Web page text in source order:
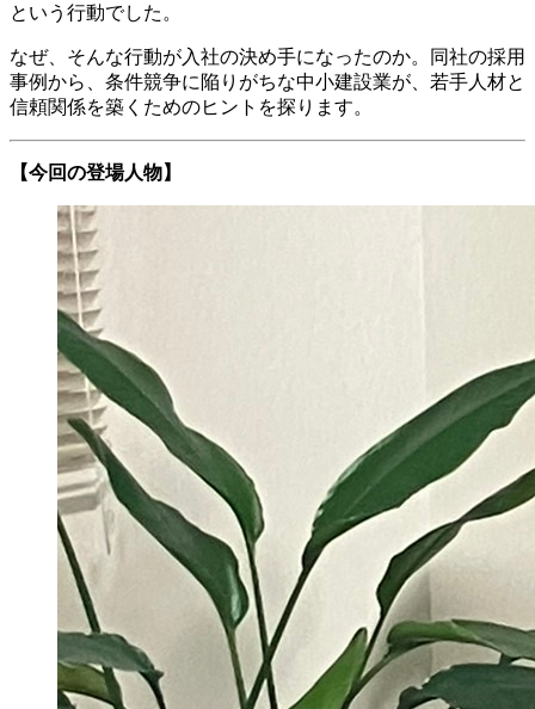
という行動でした。
なぜ、そんな行動が入社の決め手になったのか。同社の採用
事例から、条件競争に陥りがちな中小建設業が、若手人材と
信頼関係を築くためのヒントを探ります。
【今回の登場人物】